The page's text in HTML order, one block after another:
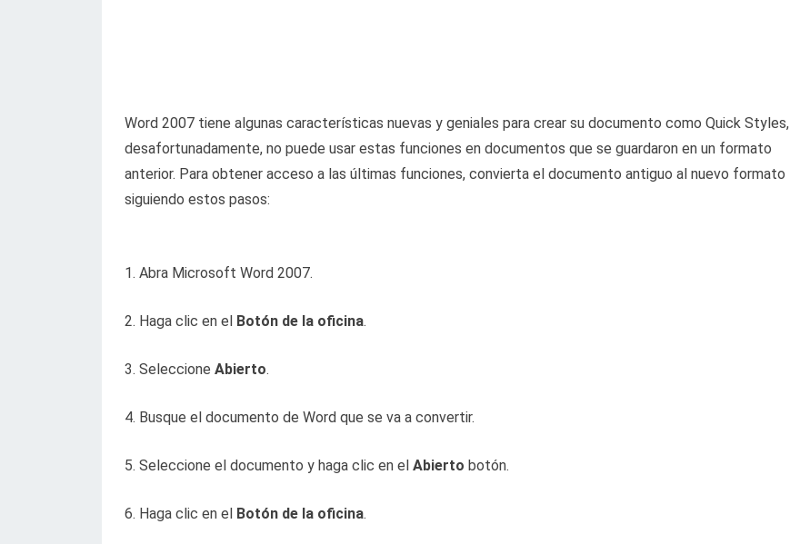
Word 2007 tiene algunas características nuevas y geniales para crear su documento como Quick Styles,
desafortunadamente, no puede usar estas funciones en documentos que se guardaron en un formato
anterior. Para obtener acceso a las últimas funciones, convierta el documento antiguo al nuevo formato
siguiendo estos pasos:
1. Abra Microsoft Word 2007.
2. Haga clic en el Botón de la oficina.
3. Seleccione Abierto.
4. Busque el documento de Word que se va a convertir.
5. Seleccione el documento y haga clic en el Abierto botón.
6. Haga clic en el Botón de la oficina.